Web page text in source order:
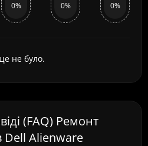
0% 0% 0%
не було.
(FAQ) Ремонт
Dell Alienware